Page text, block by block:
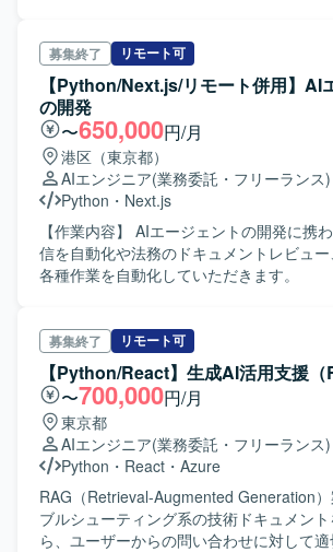
募集終了 リモート可
【Python/Next.js/リモート併用】AI
の開発
〜650,000円/月
港区（東京都）
AIエンジニア(業務委託・フリーランス)
Python ・ Next.js
【作業内容】 AIエージェントの開発に携
信を自動化や法務のドキュメントレビュ
各種作業を自動化していただきます。
募集終了 リモート可
【Python/React】生成AI活用支援（
〜700,000円/月
東京都
AIエンジニア(業務委託・フリーランス)
Python ・ React ・ Azure
RAG（Retrieval-Augmented Generation
ブルシューティング系の技術ドキュメン
ら、ユーザーからの問い合わせに対して